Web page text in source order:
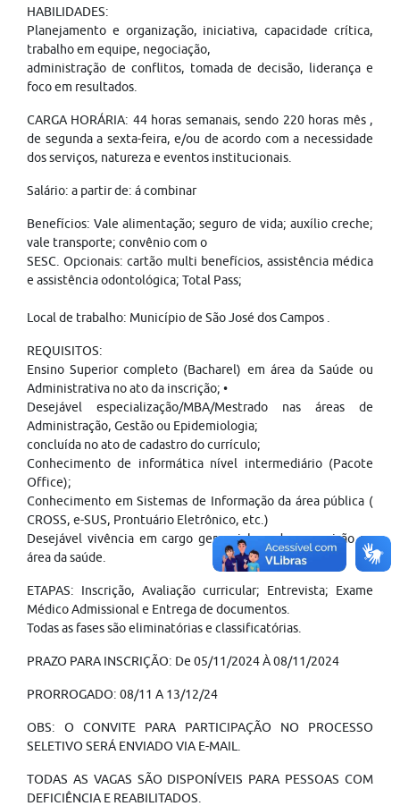
HABILIDADES:
Planejamento e organização, iniciativa, capacidade crítica,
trabalho em equipe, negociação,
administração de conflitos, tomada de decisão, liderança e
foco em resultados.
CARGA HORÁRIA: 44 horas semanais, sendo 220 horas mês ,
de segunda a sexta-feira, e/ou de acordo com a necessidade
dos serviços, natureza e eventos institucionais.
Salário: a partir de: á combinar
Benefícios: Vale alimentação; seguro de vida; auxílio creche;
vale transporte; convênio com o
SESC. Opcionais: cartão multi benefícios, assistência médica
e assistência odontológica; Total Pass;
Local de trabalho: Município de São José dos Campos .
REQUISITOS:
Ensino Superior completo (Bacharel) em área da Saúde ou
Administrativa no ato da inscrição; •
Desejável especialização/MBA/Mestrado nas áreas de
Administração, Gestão ou Epidemiologia;
concluída no ato de cadastro do currículo;
Conhecimento de informática nível intermediário (Pacote
Office);
Conhecimento em Sistemas de Informação da área pública (
CROSS, e-SUS, Prontuário Eletrônico, etc.)
Desejável vivência em cargo gerencial ou de supervisão na
área da saúde.
ETAPAS: Inscrição, Avaliação curricular; Entrevista; Exame
Médico Admissional e Entrega de documentos.
Todas as fases são eliminatórias e classificatórias.
PRAZO PARA INSCRIÇÃO: De 05/11/2024 À 08/11/2024
PRORROGADO: 08/11 A 13/12/24
OBS: O CONVITE PARA PARTICIPAÇÃO NO PROCESSO
SELETIVO SERÁ ENVIADO VIA E-MAIL.
TODAS AS VAGAS SÃO DISPONÍVEIS PARA PESSOAS COM
DEFICIÊNCIA E REABILITADOS.